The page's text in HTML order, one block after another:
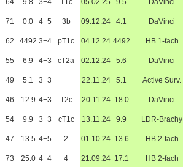
64 9.8 3+4 T1c 05.02.25 9.5 DaVinci
71 0.0 4+5 3b 09.12.24 4.1 DaVinci
62 4492 3+4 pT1c 04.12.24 4492 HB 1-fach
55 6.9 4+3 cT2a 02.12.24 5.6 DaVinci
49 5.1 3+3 22.11.24 5.1 Active Surv.
46 12.9 4+3 T2c 20.11.24 18.0 DaVinci
54 9.9 3+3 cT1c 13.11.24 9.9 LDR-Brachy
47 13.5 4+5 2 01.10.24 13.6 HB 2-fach
73 25.0 4+4 4 21.09.24 17.1 HB 2-fach